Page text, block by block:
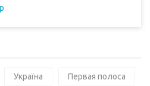
Україна Первая полоса